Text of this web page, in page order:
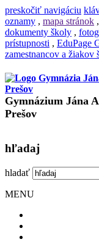
preskočiť navigáciu
oznamy , mapa stránok ,
dokumenty školy ,
prístupnosti , EduPage
zamestnancov a žiakov
Gymnázium Jána
Prešov
hľadaj
hladať
MENU